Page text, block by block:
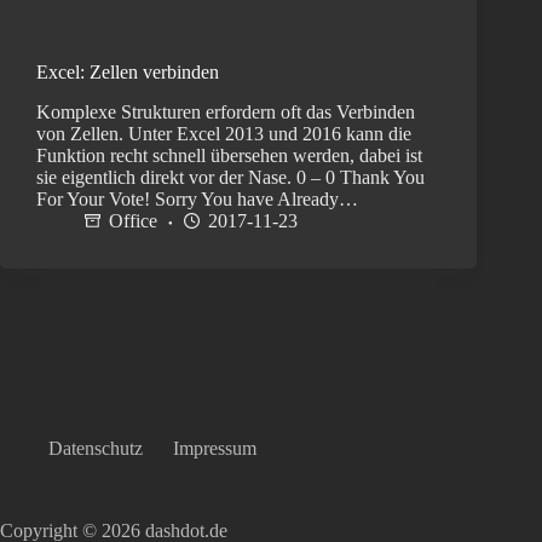
Excel: Zellen verbinden
Komplexe Strukturen erfordern oft das Verbinden
von Zellen. Unter Excel 2013 und 2016 kann die
Funktion recht schnell übersehen werden, dabei ist
sie eigentlich direkt vor der Nase. 0 – 0 Thank You
For Your Vote! Sorry You have Already…
Office
2017-11-23
Datenschutz Impressum
Copyright © 2026 dashdot.de